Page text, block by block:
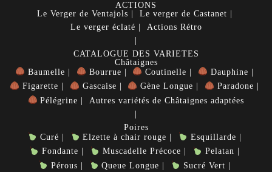
ACTIONS
Le Verger de Ventajols
Le verger de Castanet
Le verger éclaté
Actions Rétro
CATALOGUE DES VARIETES
Châtaignes
Baumelle
Bourrue Coutinelle
Dauphine
Figarette
Gascaise Gène Longue
Paradone
Pélégrine
Autres variétés de Châtaignes adaptées
Poires
Curé
Elzette à chair rouge
Esquillarde
Fondante
Muscadelle Précoce
Pelatan
Pérous
Queue Longue
Sucré Vert